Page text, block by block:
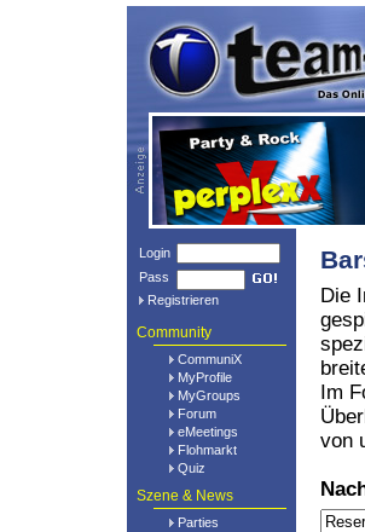
Login
Pass
Registrieren
Community
CommuniX
MyProfile
MyGroups
Forum
eMeetings
Flohmarkt
Quiz
Szene & News
Parties
Die
Im
von